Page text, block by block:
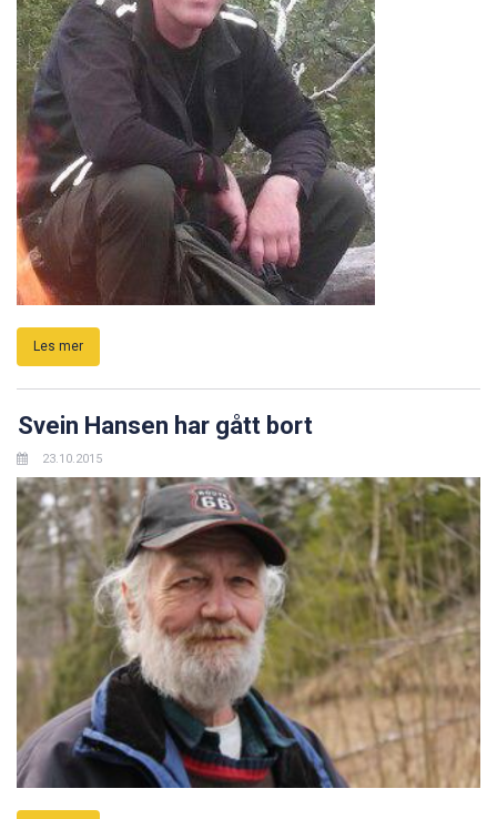
Les mer
Svein Hansen har gått bort
23.10.2015